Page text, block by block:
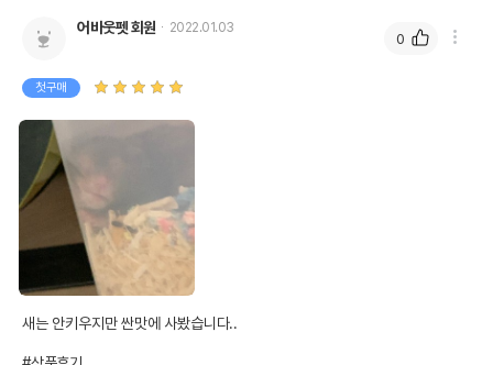
어바웃펫 회원 2022.01.03
첫구매
새는 안키우지만 싼맛에 사봤습니다..
0